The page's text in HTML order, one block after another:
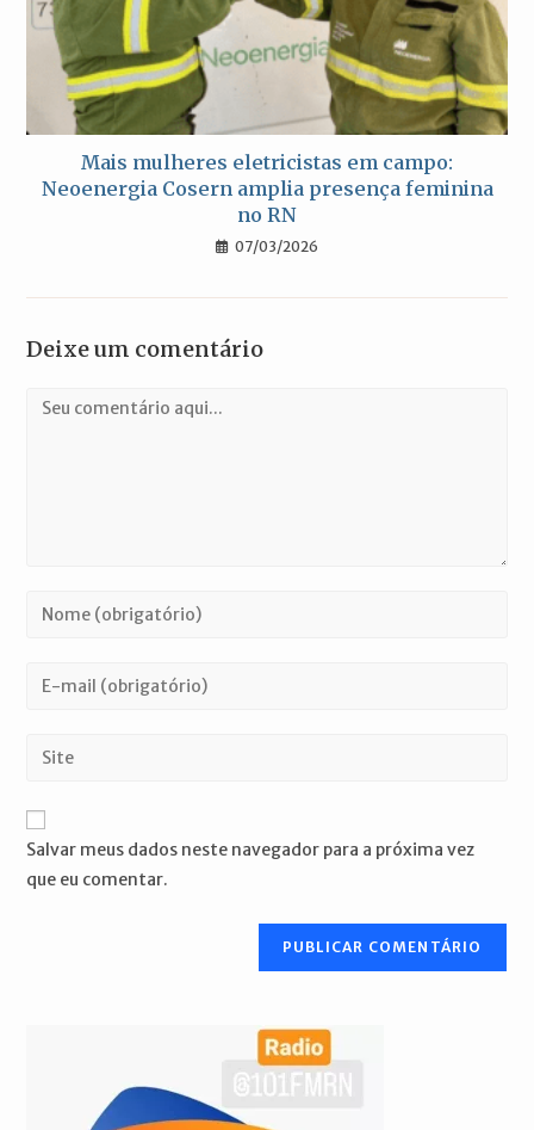
Mais mulheres eletricistas em campo:
Neoenergia Cosern amplia presença feminina
no RN
07/03/2026
Deixe um comentário
Comentário
Digite
ou
de
para
comentar
Digite
de
mail
para
comentar
Digite
URL
do
site
Salvar meus dados neste navegador para a próxima vez
que eu comentar.